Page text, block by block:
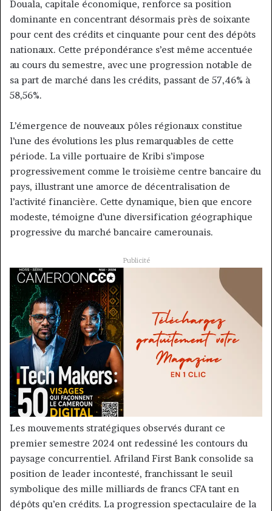
Douala, capitale économique, renforce sa position
dominante en concentrant désormais près de soixante
pour cent des crédits et cinquante pour cent des dépôts
nationaux. Cette prépondérance s’est même accentuée
au cours du semestre, avec une progression notable de
sa part de marché dans les crédits, passant de 57,46% à
58,56%.
L’émergence de nouveaux pôles régionaux constitue
l’une des évolutions les plus remarquables de cette
période. La ville portuaire de Kribi s’impose
progressivement comme le troisième centre bancaire du
pays, illustrant une amorce de décentralisation de
l’activité financière. Cette dynamique, bien que encore
modeste, témoigne d’une diversification géographique
progressive du marché bancaire camerounais.
Publicité
Les mouvements stratégiques observés durant ce
premier semestre 2024 ont redessiné les contours du
paysage concurrentiel. Afriland First Bank consolide sa
position de leader incontesté, franchissant le seuil
symbolique des mille milliards de francs CFA tant en
dépôts qu’en crédits. La progression spectaculaire de la